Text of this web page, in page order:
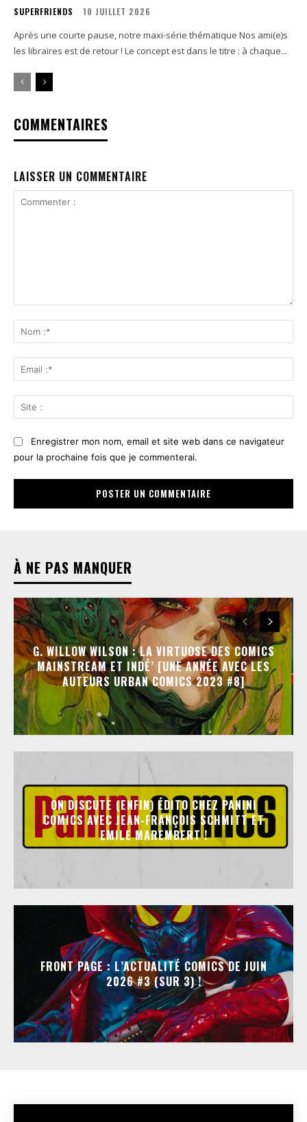
SUPERFRIENDS 10 JUILLET 2026
Après une courte pause, notre maxi-série thématique Nos ami(e)s
les libraires est de retour ! Le concept est dans le titre : à chaque...
COMMENTAIRES
LAISSER UN COMMENTAIRE
:*
:*
:
Enregistrer mon nom, email et site web dans ce navigateur
pour la prochaine fois que je commenterai.
À NE PAS MANQUER
G. WILLOW WILSON : LA VIRTUOSE DES COMICS
MAINSTREAM ET INDÉ’ [UNE ANNÉE AVEC LES
AUTEURS URBAN COMICS 2023 #8]
ON DISCUTE (ENFIN) ÉDITO CHEZ PANINI
COMICS AVEC JEAN-FRANÇOIS SCHMITT ET
EMILE MAREMBERT !
FRONT PAGE : L’ACTUALITÉ COMICS DE JUIN
2026 #3 (SUR 3) !